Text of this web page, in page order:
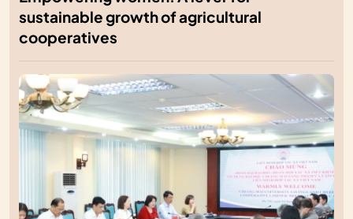
sustainable growth of agricultural
cooperatives